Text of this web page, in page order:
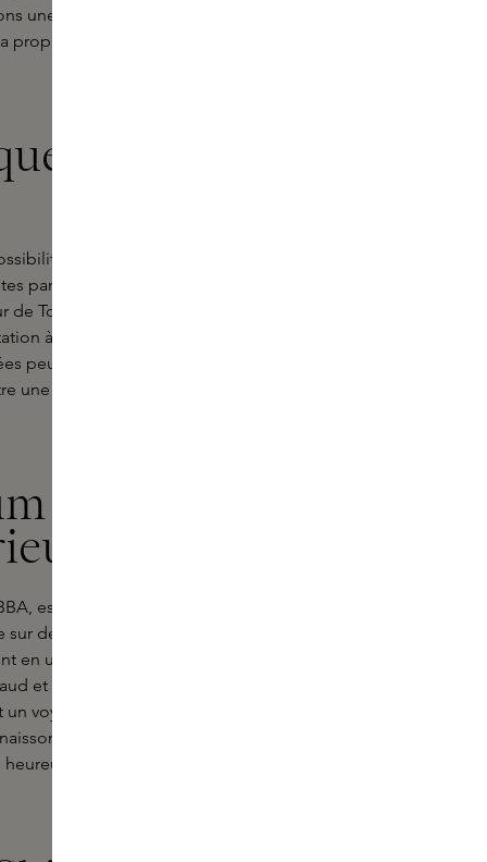
une sélection exclusive des
propre histoire et sa propre
de
illimitées de l'art. Chaque
parfumées, conçu pour refléter
Tobba's Indolence à la légèreté
à explorer son moi intérieur.
peuvent enrichir votre vie
une expression puissante de qui
qui fait
est une invitation à embrasser
des notes douces et veloutées
en un mélange riche et complexe
et profond de patchouli.
voyage au cœur de votre paix
le pouvoir subtil de ce
de vous offrir la possibilité